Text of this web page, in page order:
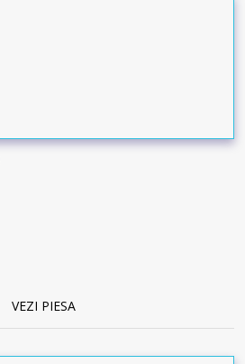
VEZI PIESA